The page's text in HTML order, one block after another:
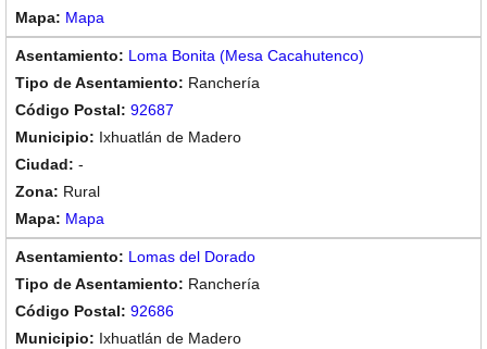
Mapa
Loma Bonita (Mesa Cacahutenco)
Ranchería
92687
Ixhuatlán de Madero
-
Rural
Mapa
Lomas del Dorado
Ranchería
92686
Ixhuatlán de Madero